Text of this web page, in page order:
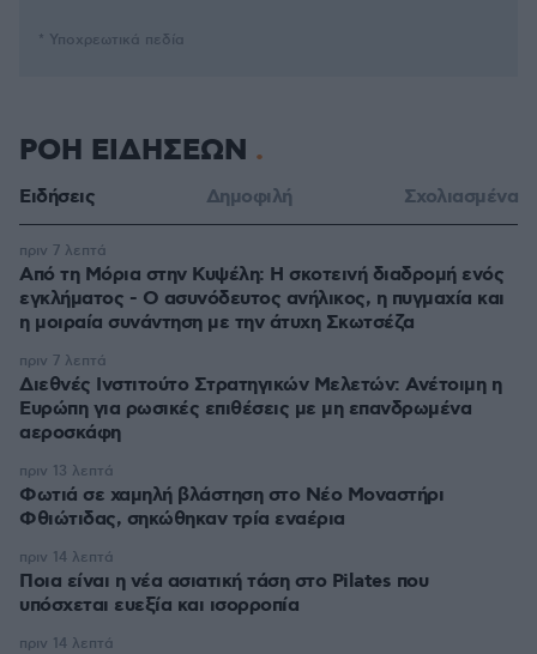
* Υποχρεωτικά πεδία
ΡΟΗ ΕΙΔΗΣΕΩΝ
Ειδήσεις Δημοφιλή Σχολιασμένα
Από τη Μόρια στην Κυψέλη: Η σκοτεινή διαδρομή ενός
εγκλήματος - Ο ασυνόδευτος ανήλικος, η πυγμαχία και
η μοιραία συνάντηση με την άτυχη Σκωτσέζα
πριν 7 λεπτά
Διεθνές Ινστιτούτο Στρατηγικών Μελετών: Ανέτοιμη η
Ευρώπη για ρωσικές επιθέσεις με μη επανδρωμένα
αεροσκάφη
πριν 7 λεπτά
Φωτιά σε χαμηλή βλάστηση στο Νέο Μοναστήρι
Φθιώτιδας, σηκώθηκαν τρία εναέρια
πριν 13 λεπτά
Ποια είναι η νέα ασιατική τάση στο Pilates που
υπόσχεται ευεξία και ισορροπία
πριν 14 λεπτά
πριν 14 λεπτά